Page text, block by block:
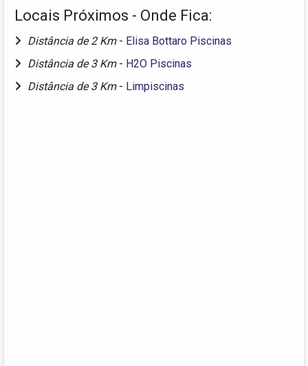
Locais Próximos - Onde Fica:
Distância de 2 Km - Elisa Bottaro Piscinas
Distância de 3 Km - H2O Piscinas
Distância de 3 Km - Limpiscinas